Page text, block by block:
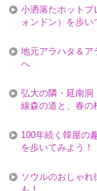
小洒落たホットプ
ォンドン）を歩い
地元アラハタ＆ア
へ
弘大の隣・延南洞
線森の道と、春の
100年続く韓屋の
を歩いてみよう！
ソウルのおしゃ